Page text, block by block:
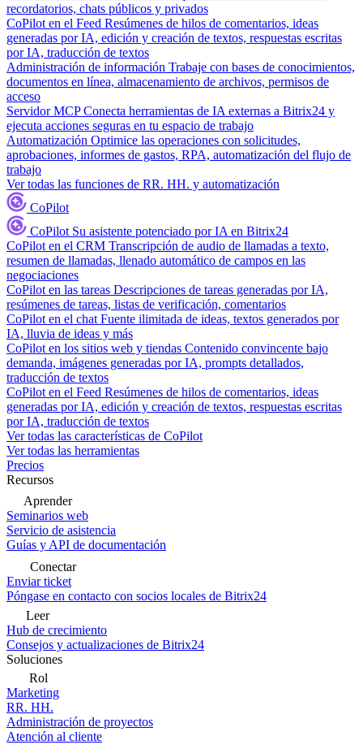
recordatorios, chats públicos y privados
CoPilot en el Feed Resúmenes de hilos de comentarios, ideas
generadas por IA, edición y creación de textos, respuestas escritas
por IA, traducción de textos
Administración de información Trabaje con bases de conocimientos,
documentos en línea, almacenamiento de archivos, permisos de
acceso
Servidor MCP Conecta herramientas de IA externas a Bitrix24 y
ejecuta acciones seguras en tu espacio de trabajo
Automatización Optimice las operaciones con solicitudes,
aprobaciones, informes de gastos, RPA, automatización del flujo de
trabajo
Ver todas las funciones de RR. HH. y automatización
CoPilot
CoPilot Su asistente potenciado por IA en Bitrix24
CoPilot en el CRM Transcripción de audio de llamadas a texto,
resumen de llamadas, llenado automático de campos en las
negociaciones
CoPilot en las tareas Descripciones de tareas generadas por IA,
resúmenes de tareas, listas de verificación, comentarios
CoPilot en el chat Fuente ilimitada de ideas, textos generados por
IA, lluvia de ideas y más
CoPilot en los sitios web y tiendas Contenido convincente bajo
demanda, imágenes generadas por IA, prompts detallados,
traducción de textos
CoPilot en el Feed Resúmenes de hilos de comentarios, ideas
generadas por IA, edición y creación de textos, respuestas escritas
por IA, traducción de textos
Ver todas las características de CoPilot
Ver todas las herramientas
Precios
Recursos
Aprender
Seminarios web
Servicio de asistencia
Guías y API de documentación
Conectar
Enviar ticket
Póngase en contacto con socios locales de Bitrix24
Leer
Hub de crecimiento
Consejos y actualizaciones de Bitrix24
Soluciones
Rol
Marketing
RR. HH.
Administración de proyectos
Atención al cliente